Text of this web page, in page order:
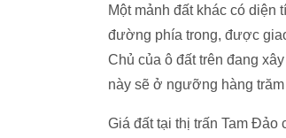
Một mảnh đất khác có diện
đường phía trong, được
Chủ của ô đất trên đang
này sẽ ở ngưỡng hàng trăm
Giá đất tại thị trấn Tam